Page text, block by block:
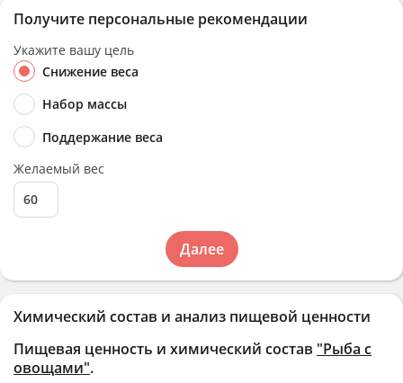
Химический состав и анализ пищевой ценности
Пищевая ценность и химический состав "Рыба с
овощами".
Получите персональные рекомендации
Укажите вашу цель
Снижение веса
Набор массы
Поддержание веса
Желаемый вес
Далее